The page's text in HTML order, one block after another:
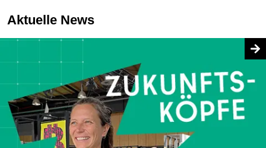
Aktuelle News